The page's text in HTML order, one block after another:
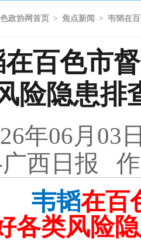
政协网首页 > 焦点新闻 > 韦韬在
百色市
险隐患排
年06月03
西日报
韦韬在百
各类风险